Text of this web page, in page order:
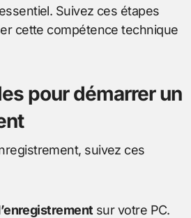
Suivez ces étapes
cette compétence technique
pour démarrer un
suivez ces
sur votre PC.